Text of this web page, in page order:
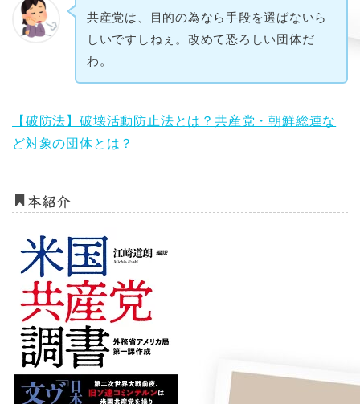
共産党は、目的の為なら手段を選ばないら
しいですしねぇ。改めて恐ろしい団体だ
わ。
【破防法】破壊活動防止法とは？共産党・朝鮮総連な
ど対象の団体とは？
本紹介